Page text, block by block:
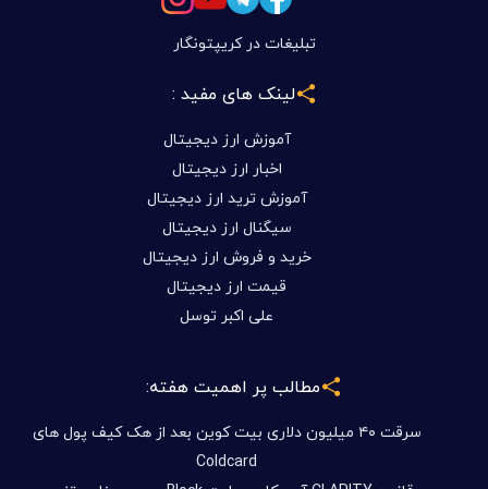
تبلیغات در کریپتونگار
لینک های مفید :
آموزش ارز دیجیتال
اخبار ارز دیجیتال
آموزش ترید ارز دیجیتال
سیگنال ارز دیجیتال
خرید و فروش ارز دیجیتال
قیمت ارز دیجیتال
علی اکبر توسل
مطالب پر اهمیت هفته:
سرقت ۴۰ میلیون دلاری بیت کوین بعد از هک کیف پول های
Coldcard